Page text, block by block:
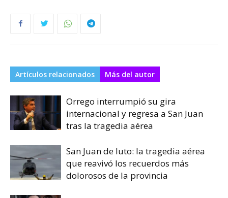
Artículos relacionados Más del autor
Orrego interrumpió su gira
internacional y regresa a San Juan
tras la tragedia aérea
San Juan de luto: la tragedia aérea
que reavivó los recuerdos más
dolorosos de la provincia